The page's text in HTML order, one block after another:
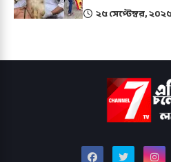
২৫ সেপ্টেম্বর,